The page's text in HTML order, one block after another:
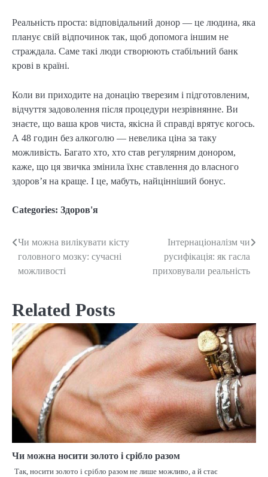
Реальність проста: відповідальний донор — це людина, яка
планує свій відпочинок так, щоб допомога іншим не
страждала. Саме такі люди створюють стабільний банк
крові в країні.
Коли ви приходите на донацію тверезим і підготовленим,
відчуття задоволення після процедури незрівнянне. Ви
знаєте, що ваша кров чиста, якісна й справді врятує когось.
А 48 годин без алкоголю — невелика ціна за таку
можливість. Багато хто, хто став регулярним донором,
каже, що ця звичка змінила їхнє ставлення до власного
здоров’я на краще. І це, мабуть, найцінніший бонус.
Categories: Здоров'я
Post
navigation
Чи можна вилікувати кісту
головного мозку: сучасні
можливості
Інтернаціоналізм чи
русифікація: як гасла
приховували реальність
Related Posts
Чи можна носити золото і срібло разом
Так, носити золото і срібло разом не лише можливо, а й стає